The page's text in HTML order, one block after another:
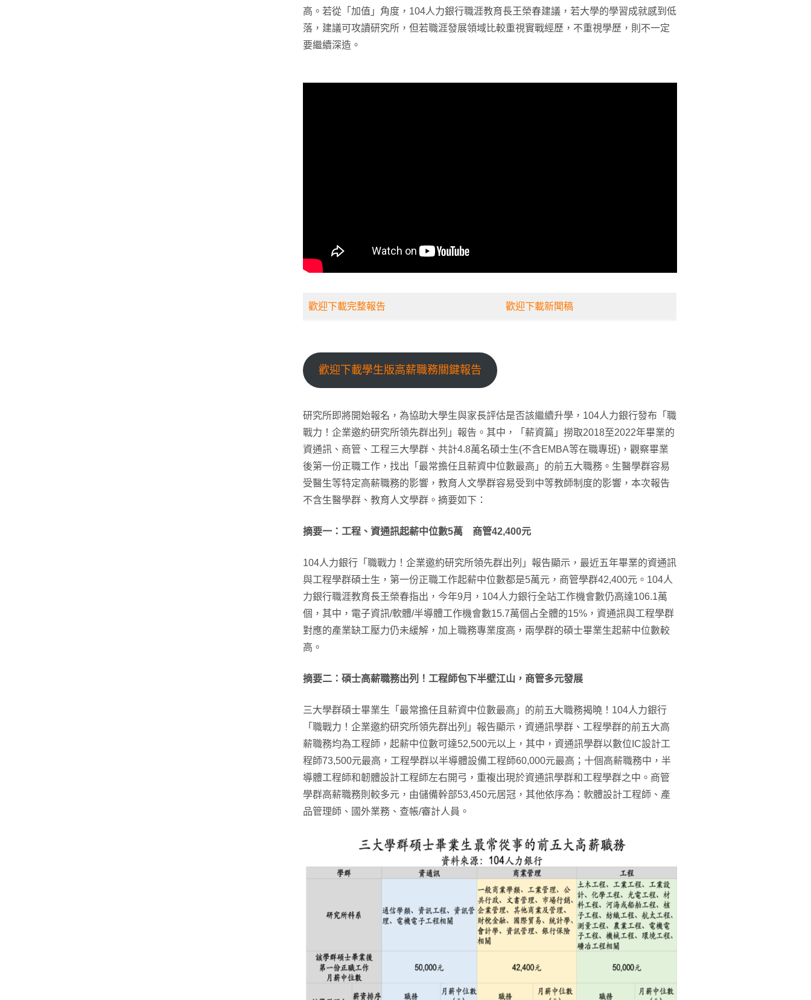
高。若從「加值」角度，104人力銀行職涯教育長王榮春建議，若大學的學習成就感到低
落，建議可攻讀研究所，但若職涯發展領域比較重視實戰經歷，不重視學歷，則不一定
要繼續深造。
歡迎下載完整報告 歡迎下載新聞稿
歡迎下載學生版高薪職務關鍵報告
研究所即將開始報名，為協助大學生與家長評估是否該繼續升學，104人力銀行發布「職
戰力！企業邀約研究所領先群出列」報告。其中，「薪資篇」撈取2018至2022年畢業的
資通訊、商管、工程三大學群、共計4.8萬名碩士生(不含EMBA等在職專班)，觀察畢業
後第一份正職工作，找出「最常擔任且薪資中位數最高」的前五大職務。生醫學群容易
受醫生等特定高薪職務的影響，教育人文學群容易受到中等教師制度的影響，本次報告
不含生醫學群、教育人文學群。摘要如下：
摘要一：工程、資通訊起薪中位數5萬 商管42,400元
104人力銀行「職戰力！企業邀約研究所領先群出列」報告顯示，最近五年畢業的資通訊
與工程學群碩士生，第一份正職工作起薪中位數都是5萬元，商管學群42,400元。104人
力銀行職涯教育長王榮春指出，今年9月，104人力銀行全站工作機會數仍高達106.1萬
個，其中，電子資訊/軟體/半導體工作機會數15.7萬個占全體的15%，資通訊與工程學群
對應的產業缺工壓力仍未緩解，加上職務專業度高，兩學群的碩士畢業生起薪中位數較
高。
摘要二：碩士高薪職務出列！工程師包下半壁江山，商管多元發展
三大學群碩士畢業生「最常擔任且薪資中位數最高」的前五大職務揭曉！104人力銀行
「職戰力！企業邀約研究所領先群出列」報告顯示，資通訊學群、工程學群的前五大高
薪職務均為工程師，起薪中位數可達52,500元以上，其中，資通訊學群以數位IC設計工
程師73,500元最高，工程學群以半導體設備工程師60,000元最高；十個高薪職務中，半
導體工程師和韌體設計工程師左右開弓，重複出現於資通訊學群和工程學群之中。商管
學群高薪職務則較多元，由儲備幹部53,450元居冠，其他依序為：軟體設計工程師、產
品管理師、國外業務、查帳/審計人員。